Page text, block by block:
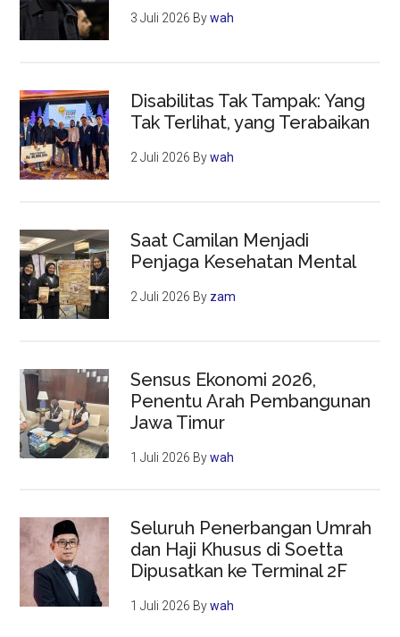
3 Juli 2026 Bywah
Disabilitas Tak Tampak: Yang
Tak Terlihat, yang Terabaikan
2 Juli 2026 Bywah
Saat Camilan Menjadi
Penjaga Kesehatan Mental
2 Juli 2026 By zam
Sensus Ekonomi 2026,
Penentu Arah Pembangunan
Jawa Timur
1 Juli 2026 Bywah
Seluruh Penerbangan Umrah
dan Haji Khusus di Soetta
Dipusatkan ke Terminal 2F
1 Juli 2026 Bywah